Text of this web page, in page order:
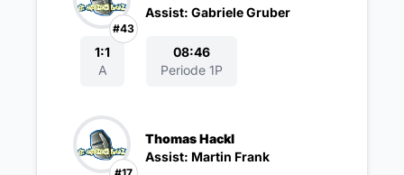
#43
Assist: Gabriele Gruber
1:1
A
08:46
Periode 1P
Thomas Hackl
Assist: Martin Frank